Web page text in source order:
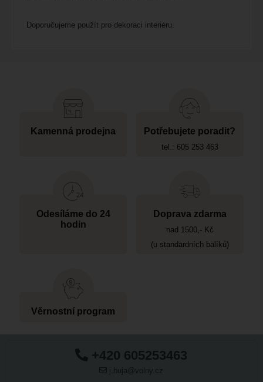
Doporučujeme použít pro dekoraci interiéru.
Kamenná prodejna Potřebujete poradit?
tel.: 605 253 463
Odesíláme do 24
hodin
Doprava zdarma
nad 1500,- Kč
(u standardních balíků)
Věrnostní program
+420 605253463
j.huja@volny.cz